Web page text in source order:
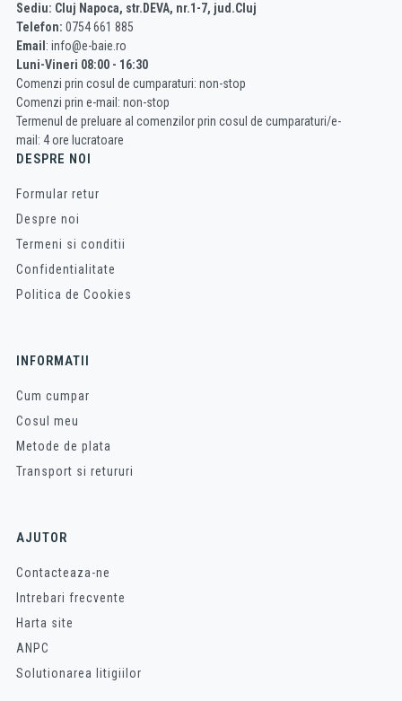
Sediu: Cluj Napoca, str.DEVA, nr.1-7, jud.Cluj
Telefon: 0754 661 885
Email : info@e-baie.ro
Luni-Vineri 08:00 - 16:30
Comenzi prin cosul de cumparaturi: non-stop
Comenzi prin e-mail: non-stop
Termenul de preluare al comenzilor prin cosul de cumparaturi/e-
mail: 4 ore lucratoare
DESPRE NOI
Formular retur
Despre noi
Termeni si conditii
Confidentialitate
Politica de Cookies
INFORMATII
Cum cumpar
Cosul meu
Metode de plata
Transport si retururi
AJUTOR
Contacteaza-ne
Intrebari frecvente
Harta site
ANPC
Solutionarea litigiilor